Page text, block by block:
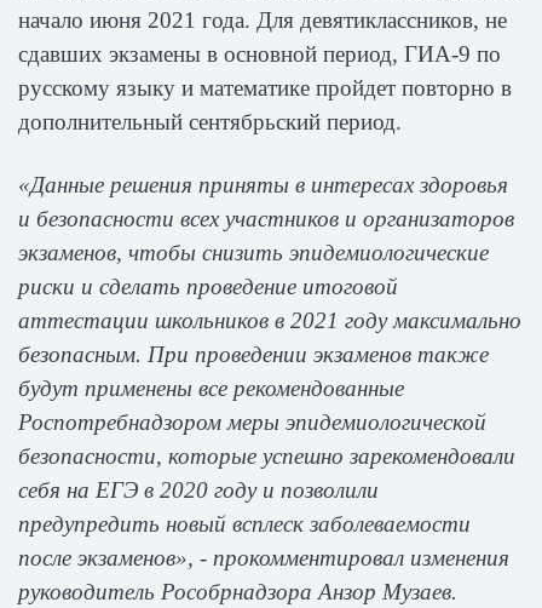
начало июня 2021 года. Для девятиклассников, не
сдавших экзамены в основной период, ГИА-9 по
русскому языку и математике пройдет повторно в
дополнительный сентябрьский период.
«Данные решения приняты в интересах здоровья
и безопасности всех участников и организаторов
экзаменов, чтобы снизить эпидемиологические
риски и сделать проведение итоговой
аттестации школьников в 2021 году максимально
безопасным. При проведении экзаменов также
будут применены все рекомендованные
Роспотребнадзором меры эпидемиологической
безопасности, которые успешно зарекомендовали
себя на ЕГЭ в 2020 году и позволили
предупредить новый всплеск заболеваемости
после экзаменов», - прокомментировал изменения
руководитель Рособрнадзора Анзор Музаев.